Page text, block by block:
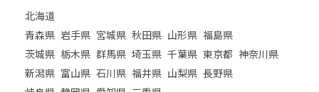
北海道
青森県 岩手県 宮城県 秋田県 山形県 福島県
茨城県 栃木県 群馬県 埼玉県 千葉県 東京都 神奈川県
新潟県 富山県 石川県 福井県 山梨県 長野県